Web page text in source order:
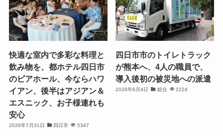
快適な室内で多彩な料理と
飲み物を、都ホテル四日市
のビアホール、今ならハワ
イアン、後半はアジアン＆
エスニック、お子様連れも
安心
2026年7月31日 四日市 5347
四日市市のトイレトラック
が熊本へ、4人の職員で、
導入後初の被災地への派遣
2026年8月4日 総合 2224